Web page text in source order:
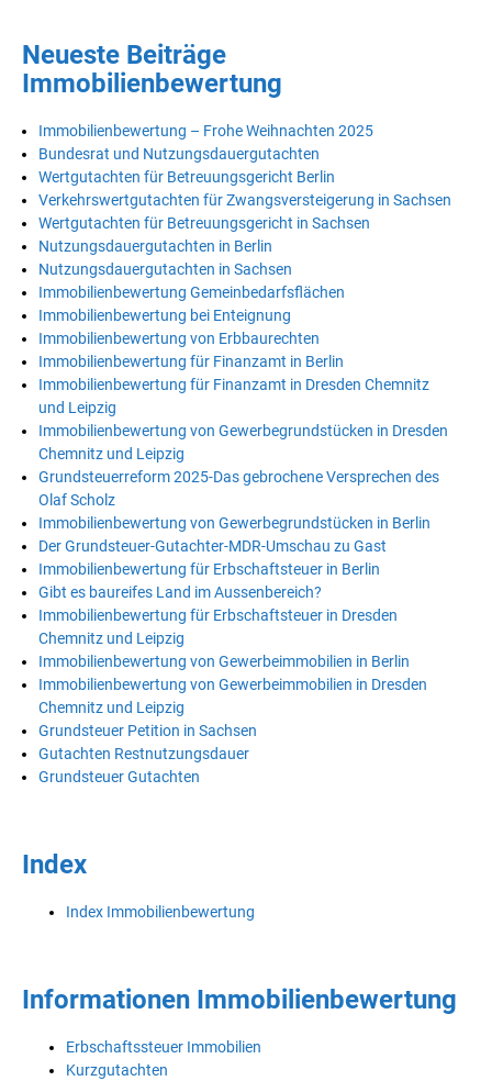
Neueste Beiträge
Immobilienbewertung
Immobilienbewertung – Frohe Weihnachten 2025
Bundesrat und Nutzungsdauergutachten
Wertgutachten für Betreuungsgericht Berlin
Verkehrswertgutachten für Zwangsversteigerung in Sachsen
Wertgutachten für Betreuungsgericht in Sachsen
Nutzungsdauergutachten in Berlin
Nutzungsdauergutachten in Sachsen
Immobilienbewertung Gemeinbedarfsflächen
Immobilienbewertung bei Enteignung
Immobilienbewertung von Erbbaurechten
Immobilienbewertung für Finanzamt in Berlin
Immobilienbewertung für Finanzamt in Dresden Chemnitz
und Leipzig
Immobilienbewertung von Gewerbegrundstücken in Dresden
Chemnitz und Leipzig
Grundsteuerreform 2025-Das gebrochene Versprechen des
Olaf Scholz
Immobilienbewertung von Gewerbegrundstücken in Berlin
Der Grundsteuer-Gutachter-MDR-Umschau zu Gast
Immobilienbewertung für Erbschaftsteuer in Berlin
Gibt es baureifes Land im Aussenbereich?
Immobilienbewertung für Erbschaftsteuer in Dresden
Chemnitz und Leipzig
Immobilienbewertung von Gewerbeimmobilien in Berlin
Immobilienbewertung von Gewerbeimmobilien in Dresden
Chemnitz und Leipzig
Grundsteuer Petition in Sachsen
Gutachten Restnutzungsdauer
Grundsteuer Gutachten
Index
Index Immobilienbewertung
Informationen Immobilienbewertung
Erbschaftssteuer Immobilien
Kurzgutachten